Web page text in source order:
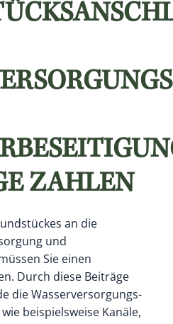
ZAHLEN
an die
und
Sie einen
Durch diese Beiträge
die Wasserversorgungs-
beispielsweise Kanäle,